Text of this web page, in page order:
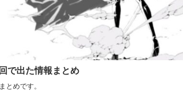
で出た情報まとめ
とめです。